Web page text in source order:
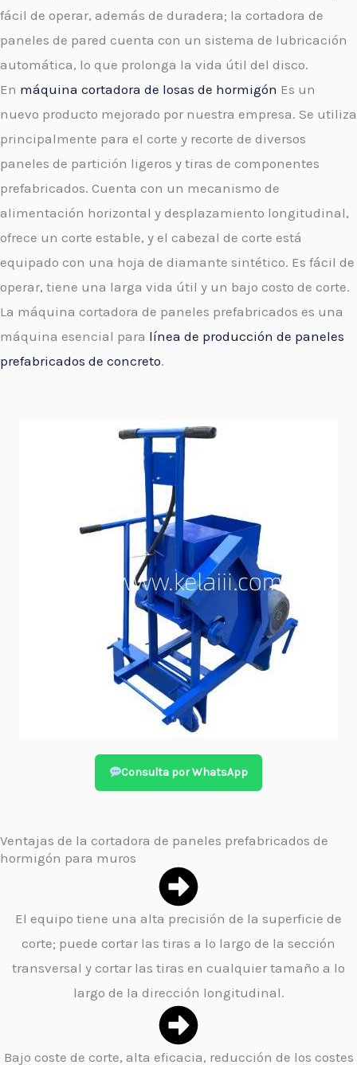
fácil de operar, además de duradera; la cortadora de
paneles de pared cuenta con un sistema de lubricación
automática, lo que prolonga la vida útil del disco.
En máquina cortadora de losas de hormigón Es un
nuevo producto mejorado por nuestra empresa. Se utiliza
principalmente para el corte y recorte de diversos
paneles de partición ligeros y tiras de componentes
prefabricados. Cuenta con un mecanismo de
alimentación horizontal y desplazamiento longitudinal,
ofrece un corte estable, y el cabezal de corte está
equipado con una hoja de diamante sintético. Es fácil de
operar, tiene una larga vida útil y un bajo costo de corte.
La máquina cortadora de paneles prefabricados es una
máquina esencial para línea de producción de paneles
prefabricados de concreto.
Consulta por WhatsApp
Ventajas de la cortadora de paneles prefabricados de
hormigón para muros
El equipo tiene una alta precisión de la superficie de
corte; puede cortar las tiras a lo largo de la sección
transversal y cortar las tiras en cualquier tamaño a lo
largo de la dirección longitudinal.
Bajo coste de corte, alta eficacia, reducción de los costes